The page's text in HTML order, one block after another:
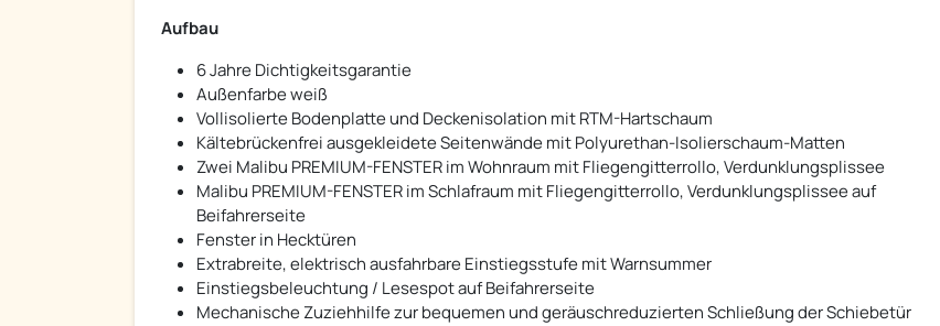
Aufbau
6 Jahre Dichtigkeitsgarantie
Außenfarbe weiß
Vollisolierte Bodenplatte und Deckenisolation mit RTM-Hartschaum
Kältebrückenfrei ausgekleidete Seitenwände mit Polyurethan-Isolierschaum-Matten
Zwei Malibu PREMIUM-FENSTER im Wohnraum mit Fliegengitterrollo, Verdunklungsplissee
Malibu PREMIUM-FENSTER im Schlafraum mit Fliegengitterrollo, Verdunklungsplissee auf
Beifahrerseite
Fenster in Hecktüren
Extrabreite, elektrisch ausfahrbare Einstiegsstufe mit Warnsummer
Einstiegsbeleuchtung / Lesespot auf Beifahrerseite
Mechanische Zuziehhilfe zur bequemen und geräuschreduzierten Schließung der Schiebetür